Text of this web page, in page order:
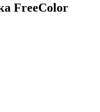
FreeColor